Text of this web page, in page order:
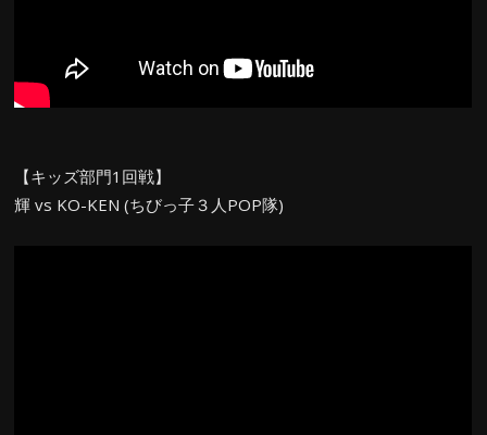
【キッズ部門1回戦】
輝 vs KO-KEN (ちびっ子３人POP隊)